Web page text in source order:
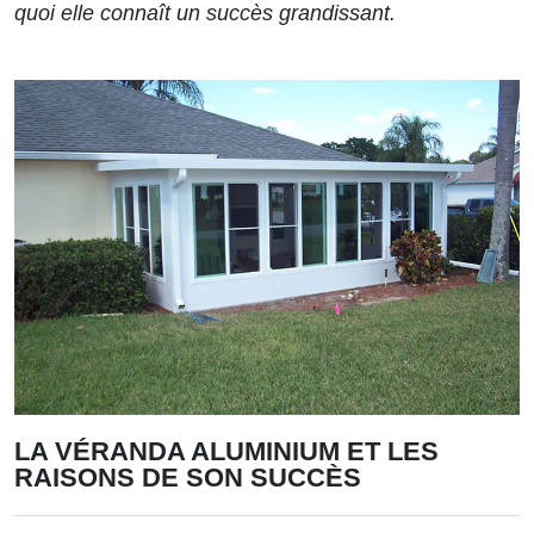
quoi elle connaît un succès grandissant.
LA VÉRANDA ALUMINIUM ET LES
RAISONS DE SON SUCCÈS